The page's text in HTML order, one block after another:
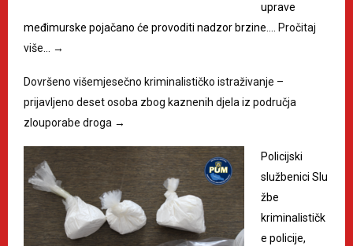
uprave
međimurske pojačano će provoditi nadzor brzine.… Pročitaj
više… →
Dovršeno višemjesečno kriminalističko istraživanje –
prijavljeno deset osoba zbog kaznenih djela iz područja
zlouporabe droga →
Policijski
službenici Slu
žbe
kriminalističk
e policije,